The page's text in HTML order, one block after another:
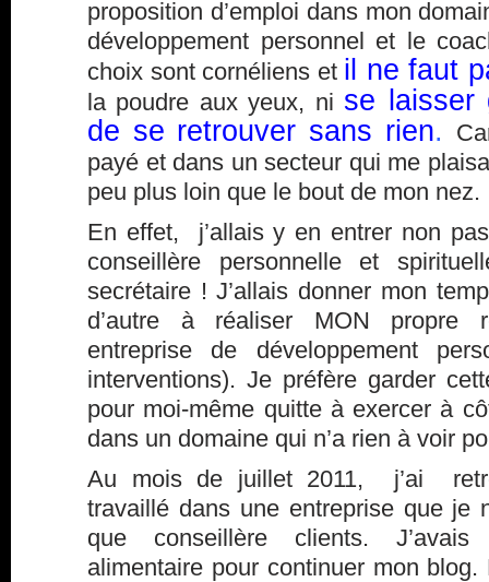
proposition d’emploi dans mon
développement personnel et le
choix sont cornéliens et il ne faut
la poudre aux yeux, ni se laisser
de se retrouver sans rien.
payé et dans un secteur qui me
peu plus loin que le bout de mon nez.
En effet, j’allais y en entrer non
conseillère personnelle et
secrétaire ! J’allais donner mon
d’autre à réaliser MON propre
entreprise de développement
interventions). Je préfère garder
pour moi-même quitte à exercer à
dans un domaine qui n’a rien à voir
Au mois de juillet 2011, j’ai
travaillé dans une entreprise que je
que conseillère clients.
alimentaire pour continuer mon